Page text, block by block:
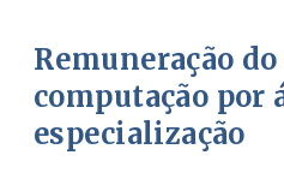
Remuneração
computação por
especialização